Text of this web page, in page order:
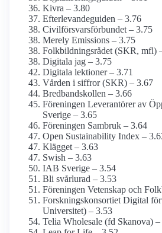
Kivra – 3.80
Efterlevande­guiden – 3.76
Civilförsvars­förbundet – 3.75
Merely Emissions – 3.75
Folkbildnings­rådet (SKR, mfl)
Digitala jag – 3.75
Digitala lektioner – 3.71
Vården i siffror (SKR) – 3.67
Bredbands­kollen – 3.66
Föreningen Leverantörer av
Sverige – 3.65
Föreningen Sambruk – 3.64
Open Sustainability Index –
Klägget – 3.63
Swish – 3.63
IAB Sverige – 3.54
Bli svårlurad – 3.53
Föreningen Vetenskap och
Forsknings­konsortiet Digital
Universitet) – 3.53
Telia Wholesale (fd Skanova) –